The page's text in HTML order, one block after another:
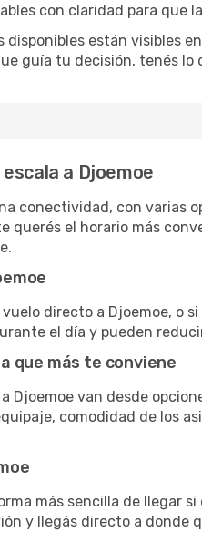
con claridad para que
disponibles están visibles
guía tu decisión, tenés
a Djoemoe
conectividad, con varias
querés el horario más
directo a Djoemoe, o
el día y pueden
que más te conviene
Djoemoe van desde
comodidad de los
más sencilla de llegar
y llegás directo a donde